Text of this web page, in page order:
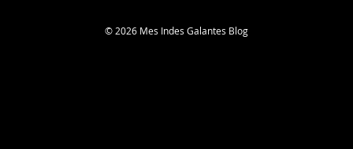
© 2026 Mes Indes Galantes Blog